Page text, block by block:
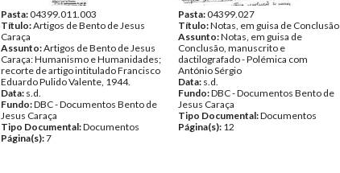
Pasta:04399.011.003
Título:Artigos de Bento de Jesus
Caraça
Assunto:Artigos de Bento de Jesus
Caraça: Humanismo e Humanidades;
recorte de artigo intitulado Francisco
Eduardo Pulido Valente, 1944.
Data: s.d.
Fundo:DBC - Documentos Bento de
Jesus Caraça
Tipo Documental:Documentos
Página(s):7
Pasta:04399.027
Título:Notas, em guisa de Conclusão
Assunto:Notas, em guisa de
Conclusão, manuscrito e
dactilografado - Polémica com
António Sérgio
Data: s.d.
Fundo:DBC - Documentos Bento de
Jesus Caraça
Tipo Documental:Documentos
Página(s): 12